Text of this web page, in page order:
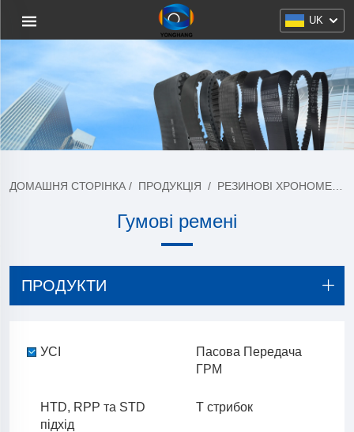
UK
ДОМАШНЯ СТОРІНКА / ПРОДУКЦІЯ / РЕЗИНОВІ ХРОНОМЕТРИЧНІ РЕМЕНІ
Гумові ремені
ПРОДУКТИ
УСІ
Пасова Передача
ГРМ
HTD, RPP та STD
підхід
T стрибок